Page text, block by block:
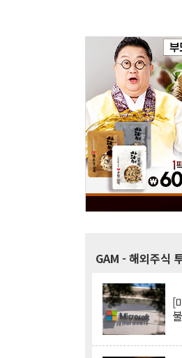
GAM - 해외주식
[